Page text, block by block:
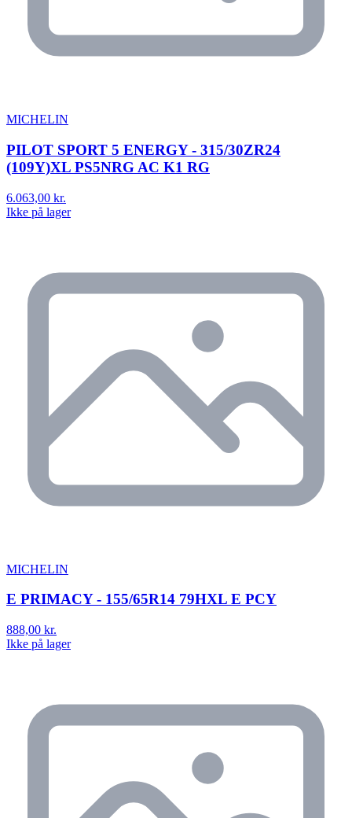
MICHELIN
PILOT SPORT 5 ENERGY - 315/30ZR24
(109Y)XL PS5NRG AC K1 RG
6.063,00 kr.
Ikke på lager
MICHELIN
E PRIMACY - 155/65R14 79HXL E PCY
888,00 kr.
Ikke på lager